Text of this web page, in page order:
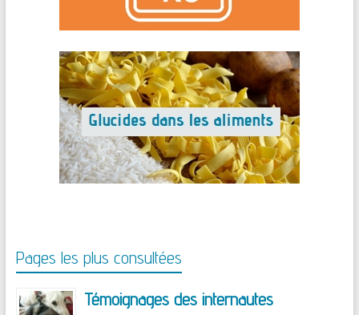
Pages les plus consultées
Témoignages des internautes